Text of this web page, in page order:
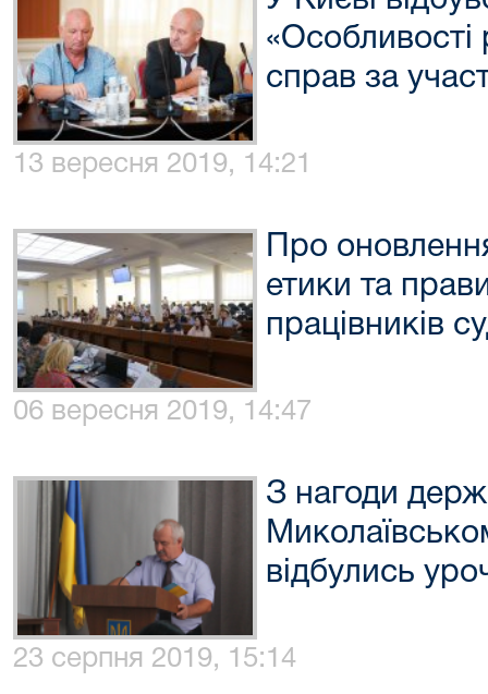
«Особливості
справ за
13 вересня 2019, 14:21
Про
етики та
працівників
06 вересня 2019, 14:47
З нагоди
відбулись
23 серпня 2019, 15:14